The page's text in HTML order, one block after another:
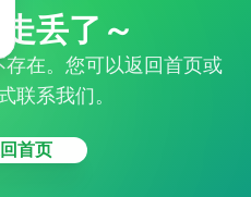
走丢了～
在。您可以返回首页或
联系我们。
首页